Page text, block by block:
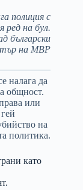
полиция с
ред на бул.
български
на МВР
налага да
общност.
или
на
политика.
като